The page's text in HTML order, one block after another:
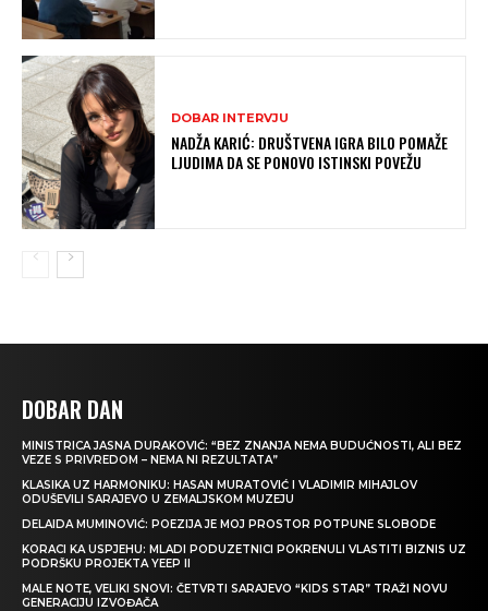
DOBAR INTERVJU
NADŽA KARIĆ: DRUŠTVENA IGRA BILO POMAŽE
LJUDIMA DA SE PONOVO ISTINSKI POVEŽU
DOBAR DAN
MINISTRICA JASNA DURAKOVIĆ: “BEZ ZNANJA NEMA BUDUĆNOSTI, ALI BEZ
VEZE S PRIVREDOM – NEMA NI REZULTATA”
KLASIKA UZ HARMONIKU: HASAN MURATOVIĆ I VLADIMIR MIHAJLOV
ODUŠEVILI SARAJEVO U ZEMALJSKOM MUZEJU
DELAIDA MUMINOVIĆ: POEZIJA JE MOJ PROSTOR POTPUNE SLOBODE
KORACI KA USPJEHU: MLADI PODUZETNICI POKRENULI VLASTITI BIZNIS UZ
PODRŠKU PROJEKTA YEEP II
MALE NOTE, VELIKI SNOVI: ČETVRTI SARAJEVO “KIDS STAR” TRAŽI NOVU
GENERACIJU IZVOĐAČA